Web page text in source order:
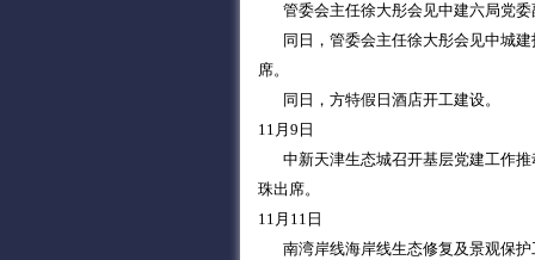
管委会主任徐大彤会见中建六局党委
同日，管委会主任徐大彤会见中城建
席。
同日，方特假日酒店开工建设。
11月9日
中新天津生态城召开基层党建工作推
珠出席。
11月11日
南湾岸线海岸线生态修复及景观保护